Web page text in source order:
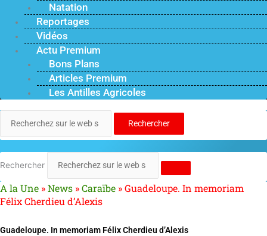
Natation
Reportages
Vidéos
Actu Premium
Bons Plans
Articles Premium
Les Antilles Agricoles
Rechercher
Rechercher
A la Une »News »Caraïbe »Guadeloupe. In memoriam
Félix Cherdieu d’Alexis
Guadeloupe. In memoriam Félix Cherdieu d’Alexis